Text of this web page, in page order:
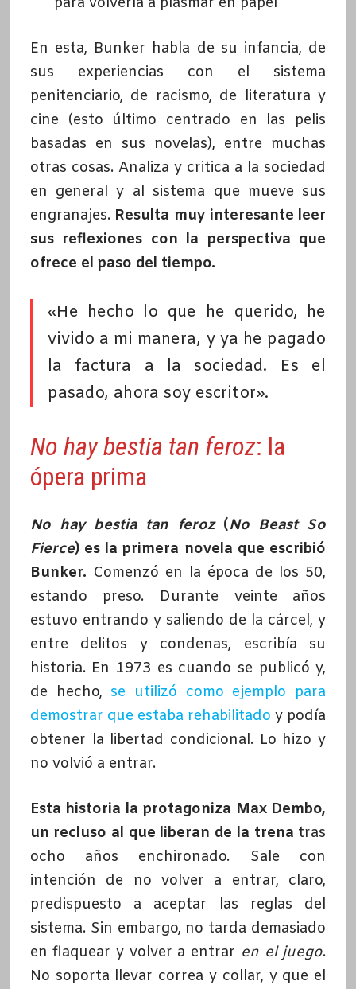
En esta, Bunker habla de su infancia, de
sus experiencias con el sistema
penitenciario, de racismo, de literatura y
cine (esto último centrado en las pelis
basadas en sus novelas), entre muchas
otras cosas. Analiza y critica a la sociedad
en general y al sistema que mueve sus
engranajes. Resulta muy interesante leer
sus reflexiones con la perspectiva que
ofrece el paso del tiempo.
«He hecho lo que he querido, he
vivido a mi manera, y ya he pagado
la factura a la sociedad. Es el
pasado, ahora soy escritor».
No hay bestia tan feroz: la
ópera prima
No hay bestia tan feroz(No Beast So
Fierce) es la primera novela que escribió
Bunker. Comenzó en la época de los 50,
estando preso. Durante veinte años
estuvo entrando y saliendo de la cárcel, y
entre delitos y condenas, escribía su
historia. En 1973 es cuando se publicó y,
de hecho, se utilizó como ejemplo para
demostrar que estaba rehabilitado y podía
obtener la libertad condicional. Lo hizo y
no volvió a entrar.
Esta historia la protagoniza Max Dembo,
un recluso al que liberan de la trena tras
ocho años enchironado. Sale con
intención de no volver a entrar, claro,
predispuesto a aceptar las reglas del
sistema. Sin embargo, no tarda demasiado
en flaquear y volver a entrar en el juego.
No soporta llevar correa y collar, y que el